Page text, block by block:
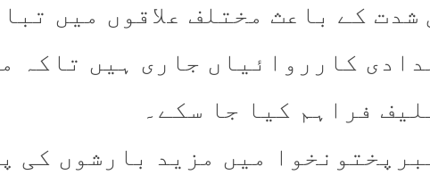
شدت کے باعث مختلف علاقوں میں
کارروائیاں جاری ہیں تاکہ
فراہم کیا جا سکے۔
میں مزید بارشوں کی